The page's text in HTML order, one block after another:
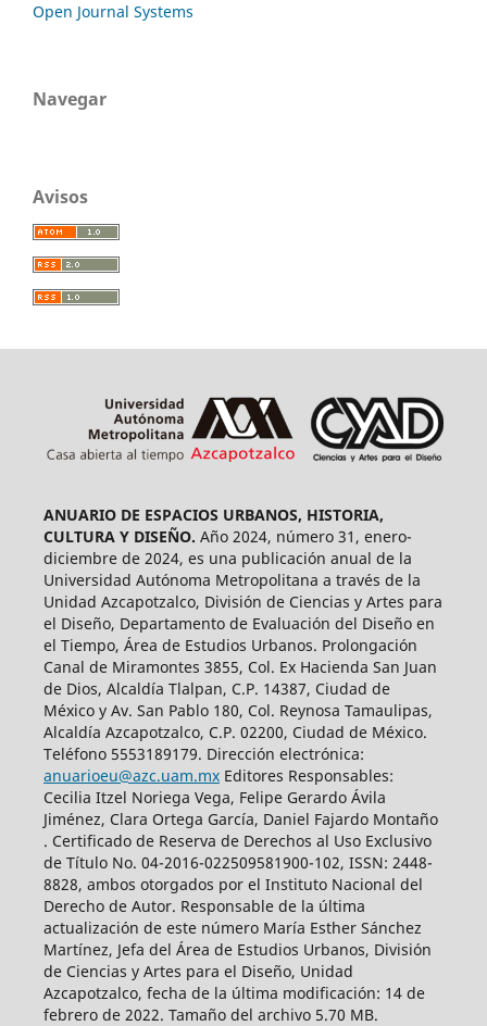
Open Journal Systems
Navegar
Avisos
ANUARIO DE ESPACIOS URBANOS, HISTORIA,
CULTURA Y DISEÑO. Año 2024, número 31, enero-
diciembre de 2024, es una publicación anual de la
Universidad Autónoma Metropolitana a través de la
Unidad Azcapotzalco, División de Ciencias y Artes para
el Diseño, Departamento de Evaluación del Diseño en
el Tiempo, Área de Estudios Urbanos. Prolongación
Canal de Miramontes 3855, Col. Ex Hacienda San Juan
de Dios, Alcaldía Tlalpan, C.P. 14387, Ciudad de
México y Av. San Pablo 180, Col. Reynosa Tamaulipas,
Alcaldía Azcapotzalco, C.P. 02200, Ciudad de México.
Teléfono 5553189179. Dirección electrónica:
anuarioeu@azc.uam.mxEditores Responsables:
Cecilia Itzel Noriega Vega, Felipe Gerardo Ávila
Jiménez, Clara Ortega García, Daniel Fajardo Montaño
. Certificado de Reserva de Derechos al Uso Exclusivo
de Título No. 04-2016-022509581900-102, ISSN: 2448-
8828, ambos otorgados por el Instituto Nacional del
Derecho de Autor. Responsable de la última
actualización de este número María Esther Sánchez
Martínez, Jefa del Área de Estudios Urbanos, División
de Ciencias y Artes para el Diseño, Unidad
Azcapotzalco, fecha de la última modificación: 14 de
febrero de 2022. Tamaño del archivo 5.70 MB.